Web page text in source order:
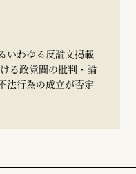
わゆる反論文掲載
る政党間の批判・論
法行為の成立が否定